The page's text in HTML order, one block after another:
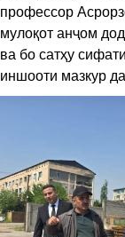
профессор
мулоқот анҷом
ва бо сатҳу
иншооти мазкур